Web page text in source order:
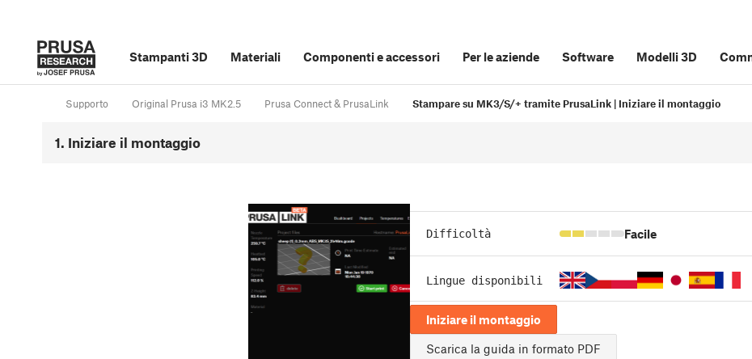
Stampanti 3D Materiali Componenti e accessori Per le aziende Software Modelli 3D
Supporto Original Prusa i3 MK2.5 Prusa Connect & PrusaLink Stampare su MK3/S/+ tramite PrusaLink | Iniziare il montaggio
1. Iniziare il montaggio
Difficoltà Facile
Lingue disponibili
Iniziare il montaggio
Scarica la guida in formato PDF